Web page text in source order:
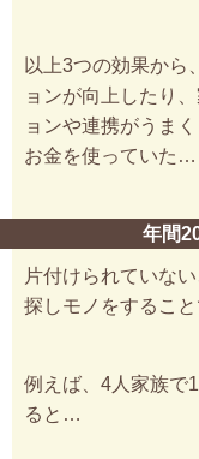
以上3つの効果から
ョンが向上したり
ョンや連携がうま
お金を使っていた…
年間
片付けられていな
探しモノをすること
例えば、4人家族で
ると…